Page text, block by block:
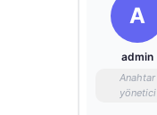
A
admin
Anahtar
yönetici